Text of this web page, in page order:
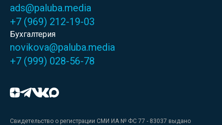
ads@paluba.media
+7 (969) 212-19-03
Бухгалтерия
novikova@paluba.media
+7 (999) 028-56-78
Свидетельство о регистрации СМИ ИА № ФС 77 - 83037 выдано